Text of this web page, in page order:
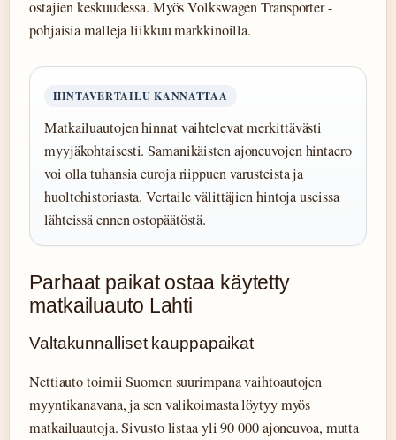
ostajien keskuudessa. Myös Volkswagen Transporter -
pohjaisia malleja liikkuu markkinoilla.
HINTAVERTAILU KANNATTAA
Matkailuautojen hinnat vaihtelevat merkittävästi
myyjäkohtaisesti. Samanikäisten ajoneuvojen hintaero
voi olla tuhansia euroja riippuen varusteista ja
huoltohistoriasta. Vertaile välittäjien hintoja useissa
lähteissä ennen ostopäätöstä.
Parhaat paikat ostaa käytetty
matkailuauto Lahti
Valtakunnalliset kauppapaikat
Nettiauto toimii Suomen suurimpana vaihtoautojen
myyntikanavana, ja sen valikoimasta löytyy myös
matkailuautoja. Sivusto listaa yli 90 000 ajoneuvoa, mutta